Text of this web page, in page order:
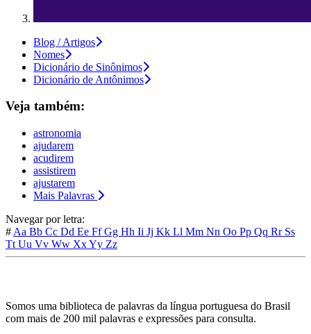
Blog / Artigos
Nomes
Dicionário de Sinônimos
Dicionário de Antônimos
Veja também:
astronomia
ajudarem
acudirem
assistirem
ajustarem
Mais Palavras
Navegar por letra:
# Aa Bb Cc Dd Ee FfGg Hh Ii Jj Kk Ll Mm Nn Oo Pp Qq Rr Ss
Tt Uu Vv Ww XxYy Zz
Somos uma biblioteca de palavras da língua portuguesa do Brasil
com mais de 200 mil palavras e expressões para consulta.